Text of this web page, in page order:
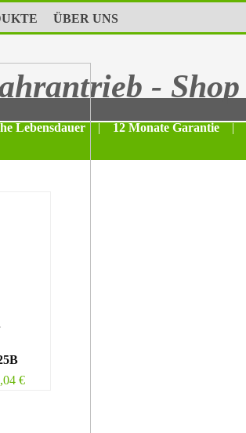
ÜBER UNS
- Shop
Lebensdauer | 12 Monate Garantie |
€